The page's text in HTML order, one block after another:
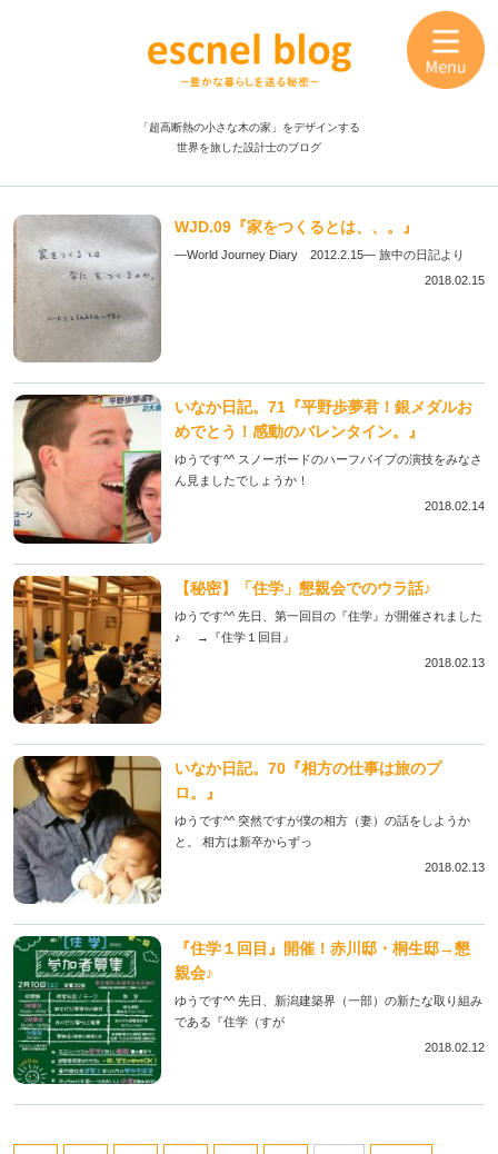
「超高断熱の小さな木の家」をデザインする
世界を旅した設計士のブログ
WJD.09『家をつくるとは、、。』
―World Journey Diary 2012.2.15― 旅中の日記より
2018.02.15
いなか日記。71『平野歩夢君！銀メダルお
めでとう！感動のバレンタイン。』
ゆうです^^ スノーボードのハーフパイプの演技をみなさ
ん見ましたでしょうか！
2018.02.14
【秘密】「住学」懇親会でのウラ話♪
ゆうです^^ 先日、第一回目の『住学』が開催されました
♪ →『住学１回目』
2018.02.13
いなか日記。70『相方の仕事は旅のプ
ロ。』
ゆうです^^ 突然ですが僕の相方（妻）の話をしようか
と。 相方は新卒からずっ
2018.02.13
『住学１回目』開催！赤川邸・桐生邸→懇
親会♪
ゆうです^^ 先日、新潟建築界（一部）の新たな取り組み
である『住学（すが
2018.02.12